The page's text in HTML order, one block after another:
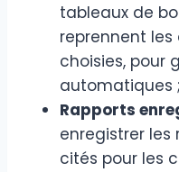
tableaux de
reprennent
choisies, pour
automatiques ;
Rapports
enregistrer
cités pour les